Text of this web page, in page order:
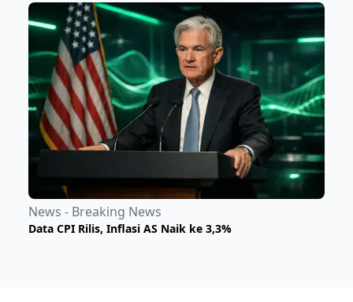
News - Breaking News
Data CPI Rilis, Inflasi AS Naik ke 3,3%